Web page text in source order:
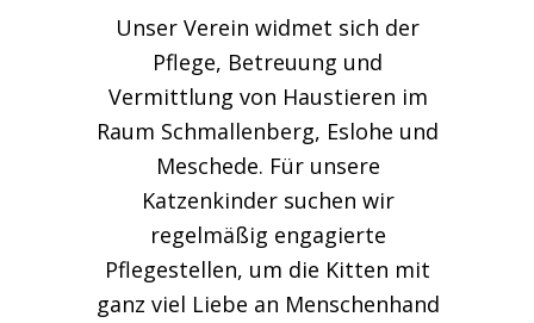
Unser Verein widmet sich der
Pflege, Betreuung und
Vermittlung von Haustieren im
Raum Schmallenberg, Eslohe und
Meschede. Für unsere
Katzenkinder suchen wir
regelmäßig engagierte
Pflegestellen, um die Kitten mit
ganz viel Liebe an Menschenhand